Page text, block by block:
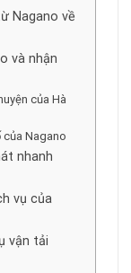
Nagano về
và nhận
của Hà
của Nagano
nhanh
vụ của
vận tải